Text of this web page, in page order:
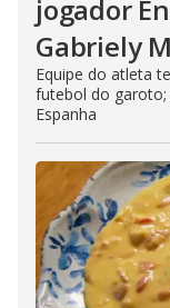
jogador
Gabriely
Equipe do atleta
futebol do garoto;
Espanha